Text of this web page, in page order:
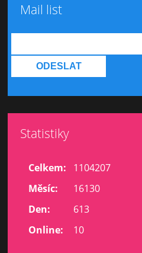
Mail list
Statistiky
Online: 10
Celkem:
1104207
Měsíc:
16130
Den:
613